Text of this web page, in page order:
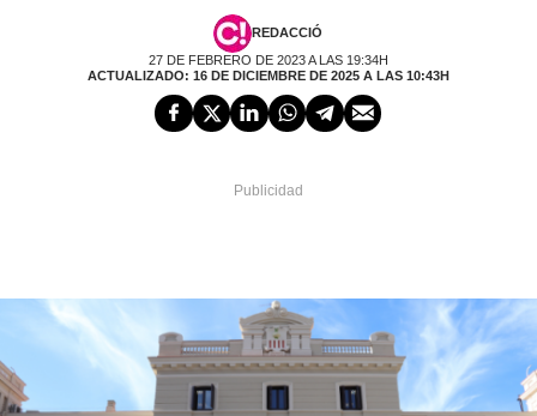
REDACCIÓ
27 DE FEBRERO DE 2023 A LAS 19:34H
ACTUALIZADO: 16 DE DICIEMBRE DE 2025 A LAS 10:43H